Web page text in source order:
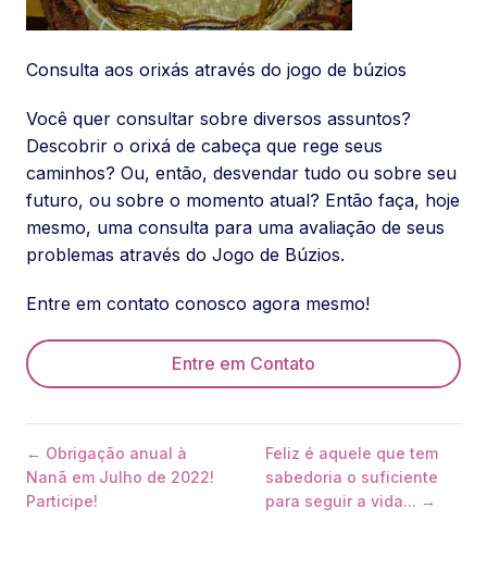
Consulta aos orixás através do jogo de búzios
Você quer consultar sobre diversos assuntos?
Descobrir o orixá de cabeça que rege seus
caminhos? Ou, então, desvendar tudo ou sobre seu
futuro, ou sobre o momento atual? Então faça, hoje
mesmo, uma consulta para uma avaliação de seus
problemas através do Jogo de Búzios.
Entre em contato conosco agora mesmo!
Entre em Contato
← Obrigação anual à
Nanã em Julho de 2022!
Participe!
Feliz é aquele que tem
sabedoria o suficiente
para seguir a vida... →